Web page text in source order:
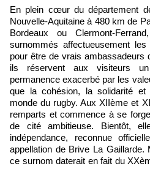
En plein cœur du département de la Corrèze (19) en région
Nouvelle-Aquitaine à 480 km de
Bordeaux ou Clermont-
surnommés affectueusement
pour être de vrais ambassadeurs
ils réservent aux visiteurs
permanence exacerbé par les
que la cohésion, la solidarité et
monde du rugby. Aux XIIème et
remparts et commence à se
de cité ambitieuse. Bientôt,
indépendance, reconnue
appellation de Brive La
ce surnom daterait en fait du